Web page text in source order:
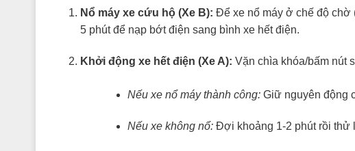
Nổ máy xe cứu hộ (Xe B): Để xe nổ máy ở chế độ chờ
5 phút để nạp bớt điện sang bình xe hết điện.
Khởi động xe hết điện (Xe A): Vặn chìa khóa/bấm nút
Nếu xe nổ máy thành công:Giữ nguyên động
Nếu xe không nổ:Đợi khoảng 1-2 phút rồi thử